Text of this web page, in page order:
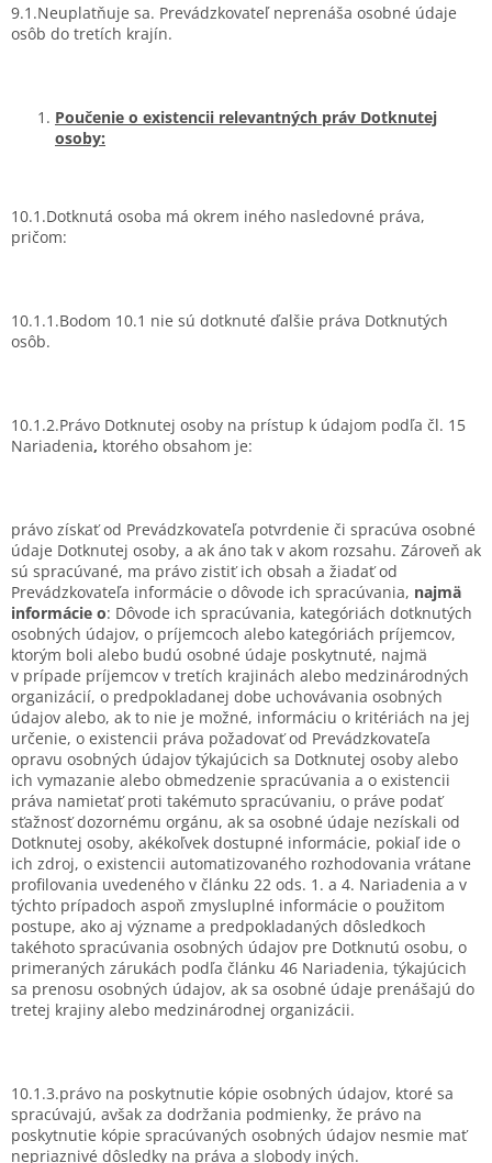
9.1.Neuplatňuje sa. Prevádzkovateľ neprenáša osobné údaje
osôb do tretích krajín.
Poučenie o existencii relevantných práv Dotknutej
osoby:
10.1.Dotknutá osoba má okrem iného nasledovné práva,
pričom:
10.1.1.Bodom 10.1 nie sú dotknuté ďalšie práva Dotknutých
osôb.
10.1.2.Právo Dotknutej osoby na prístup k údajom podľa čl. 15
Nariadenia, ktorého obsahom je:
právo získať od Prevádzkovateľa potvrdenie či spracúva osobné
údaje Dotknutej osoby, a ak áno tak v akom rozsahu. Zároveň ak
sú spracúvané, ma právo zistiť ich obsah a žiadať od
Prevádzkovateľa informácie o dôvode ich spracúvania, najmä
informácie o: Dôvode ich spracúvania, kategóriách dotknutých
osobných údajov, o príjemcoch alebo kategóriách príjemcov,
ktorým boli alebo budú osobné údaje poskytnuté, najmä
v prípade príjemcov v tretích krajinách alebo medzinárodných
organizácií, o predpokladanej dobe uchovávania osobných
údajov alebo, ak to nie je možné, informáciu o kritériách na jej
určenie, o existencii práva požadovať od Prevádzkovateľa
opravu osobných údajov týkajúcich sa Dotknutej osoby alebo
ich vymazanie alebo obmedzenie spracúvania a o existencii
práva namietať proti takémuto spracúvaniu, o práve podať
sťažnosť dozornému orgánu, ak sa osobné údaje nezískali od
Dotknutej osoby, akékoľvek dostupné informácie, pokiaľ ide o
ich zdroj, o existencii automatizovaného rozhodovania vrátane
profilovania uvedeného v článku 22 ods. 1. a 4. Nariadenia a v
týchto prípadoch aspoň zmysluplné informácie o použitom
postupe, ako aj význame a predpokladaných dôsledkoch
takéhoto spracúvania osobných údajov pre Dotknutú osobu, o
primeraných zárukách podľa článku 46 Nariadenia, týkajúcich
sa prenosu osobných údajov, ak sa osobné údaje prenášajú do
tretej krajiny alebo medzinárodnej organizácii.
10.1.3.právo na poskytnutie kópie osobných údajov, ktoré sa
spracúvajú, avšak za dodržania podmienky, že právo na
poskytnutie kópie spracúvaných osobných údajov nesmie mať
nepriaznivé dôsledky na práva a slobody iných.